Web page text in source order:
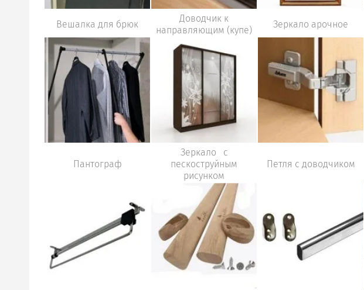
Вешалка для брюк
Доводчик к
направляющим (купе)
Зеркало арочное
Пантограф
Зеркало с
пескоструйным
рисунком
Петля с доводчиком